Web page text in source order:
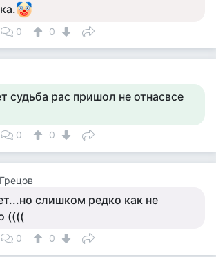
0 0
судьба рас пришол не отнасвсе
0 0
слишком редко как не
((((
0 0